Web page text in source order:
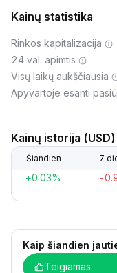
Kainų statistika
Rinkos kapitalizacija
24 val. apimtis
Visų laikų aukščiausia
Apyvartoje esanti
Kainų istorija (USD)
Šiandien 7
+0.03% -
Kaip šiandien
Teigiamas